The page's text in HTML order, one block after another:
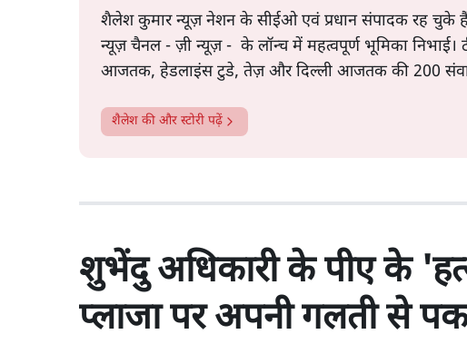
शैलेश कुमार न्यूज़ नेशन के सीईओ एवं प्रधान संपादक रह चुके
न्यूज़ चैनल - ज़ी न्यूज़ - के लॉन्च में महत्वपूर्ण भूमिका निभाई।
आजतक, हेडलाइंस टुडे, तेज़ और दिल्ली आजतक की 200
शैलेश की और स्टोरी पढ़ें
शुभेंदु अधिकारी के पीए के
प्लाजा पर अपनी गलती से